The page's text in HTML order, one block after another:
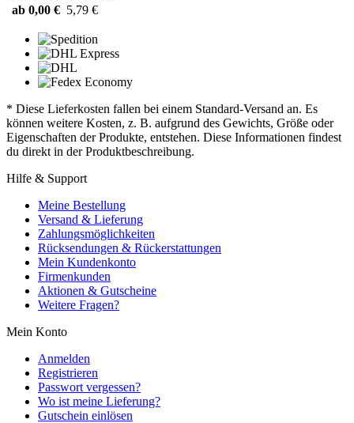
ab 0,00 € 5,79 €
* Diese Lieferkosten fallen bei einem Standard-Versand an. Es
können weitere Kosten, z. B. aufgrund des Gewichts, Größe oder
Eigenschaften der Produkte, entstehen. Diese Informationen findest
du direkt in der Produktbeschreibung.
Hilfe & Support
Meine Bestellung
Versand & Lieferung
Zahlungsmöglichkeiten
Rücksendungen & Rückerstattungen
Mein Kundenkonto
Firmenkunden
Aktionen & Gutscheine
Weitere Fragen?
Mein Konto
Anmelden
Registrieren
Passwort vergessen?
Wo ist meine Lieferung?
Gutschein einlösen